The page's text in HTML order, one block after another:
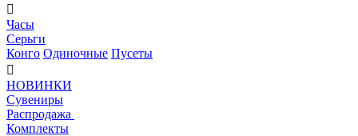

Часы
Серьги
Конго Одиночные Пусеты

НОВИНКИ
Сувениры
Распродажа
Комплекты